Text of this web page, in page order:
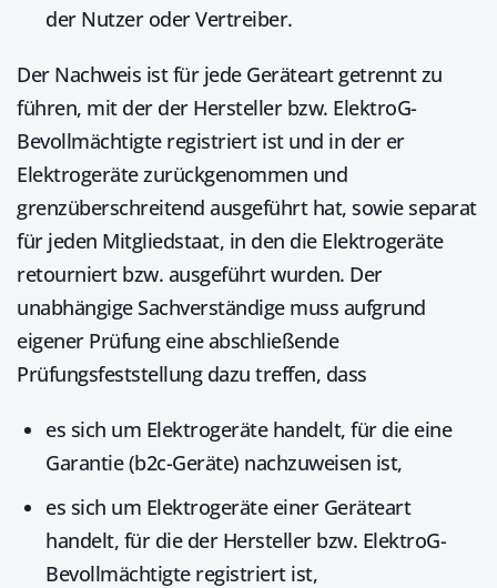
der Nutzer oder Vertreiber.
Der Nachweis ist für jede Geräteart getrennt zu
führen, mit der der Hersteller bzw. ElektroG-
Bevollmächtigte registriert ist und in der er
Elektrogeräte zurückgenommen und
grenzüberschreitend ausgeführt hat, sowie separat
für jeden Mitgliedstaat, in den die Elektrogeräte
retourniert bzw. ausgeführt wurden. Der
unabhängige Sachverständige muss aufgrund
eigener Prüfung eine abschließende
Prüfungsfeststellung dazu treffen, dass
es sich um Elektrogeräte handelt, für die eine
Garantie (b2c-Geräte) nachzuweisen ist,
es sich um Elektrogeräte einer Geräteart
handelt, für die der Hersteller bzw. ElektroG-
Bevollmächtigte registriert ist,